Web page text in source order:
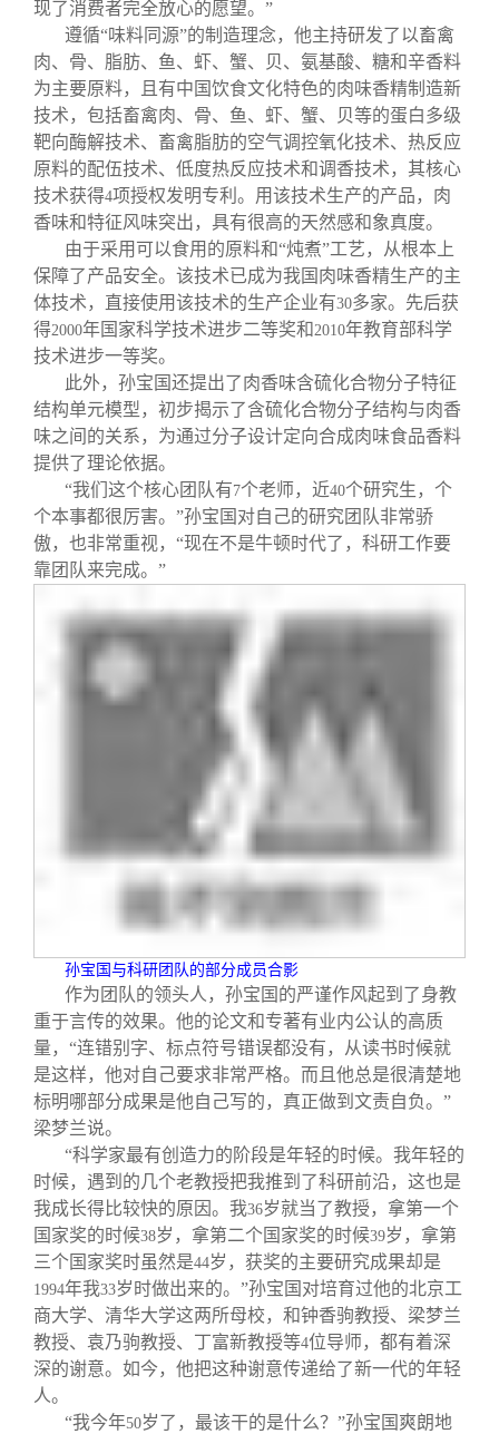
现了消费者完全放心的愿望。”
遵循“味料同源”的制造理念，他主持研发了以畜禽
肉、骨、脂肪、鱼、虾、蟹、贝、氨基酸、糖和辛香料
为主要原料，且有中国饮食文化特色的肉味香精制造新
技术，包括畜禽肉、骨、鱼、虾、蟹、贝等的蛋白多级
靶向酶解技术、畜禽脂肪的空气调控氧化技术、热反应
原料的配伍技术、低度热反应技术和调香技术，其核心
技术获得4项授权发明专利。用该技术生产的产品，肉
香味和特征风味突出，具有很高的天然感和象真度。
由于采用可以食用的原料和“炖煮”工艺，从根本上
保障了产品安全。该技术已成为我国肉味香精生产的主
体技术，直接使用该技术的生产企业有30多家。先后获
得2000年国家科学技术进步二等奖和 2010年教育部科学
技术进步一等奖。
此外，孙宝国还提出了肉香味含硫化合物分子特征
结构单元模型，初步揭示了含硫化合物分子结构与肉香
味之间的关系，为通过分子设计定向合成肉味食品香料
提供了理论依据。
“我们这个核心团队有7个老师，近40个研究生，个
个本事都很厉害。”孙宝国对自己的研究团队非常骄
傲，也非常重视，“现在不是牛顿时代了，科研工作要
靠团队来完成。”
孙宝国与科研团队的部分成员合影
作为团队的领头人，孙宝国的严谨作风起到了身教
重于言传的效果。他的论文和专著有业内公认的高质
量，“连错别字、标点符号错误都没有，从读书时候就
是这样，他对自己要求非常严格。而且他总是很清楚地
标明哪部分成果是他自己写的，真正做到文责自负。”
梁梦兰说。
“科学家最有创造力的阶段是年轻的时候。我年轻的
时候，遇到的几个老教授把我推到了科研前沿，这也是
我成长得比较快的原因。我36岁就当了教授，拿第一个
国家奖的时候38岁，拿第二个国家奖的时候39岁，拿第
三个国家奖时虽然是44岁，获奖的主要研究成果却是
1994年我33岁时做出来的。”孙宝国对培育过他的北京工
商大学、清华大学这两所母校，和钟香驹教授、梁梦兰
教授、袁乃驹教授、丁富新教授等4位导师，都有着深
深的谢意。如今，他把这种谢意传递给了新一代的年轻
人。
“我今年50岁了，最该干的是什么？”孙宝国爽朗地